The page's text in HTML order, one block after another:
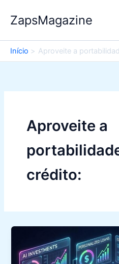
para
conteúdo
ZapsMagazine
Início Aproveite a
Aproveite a
crédito: